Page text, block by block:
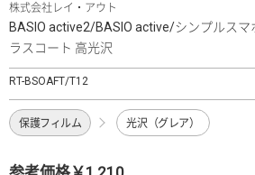
株式会社レイ・アウト
BASIO active2/BASIO active/シンプルスマ
ラスコート 高光沢
RT-BSOAFT/T12
保護フィルム 光沢（グレア）